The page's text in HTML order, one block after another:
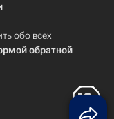
обо всех
обратной